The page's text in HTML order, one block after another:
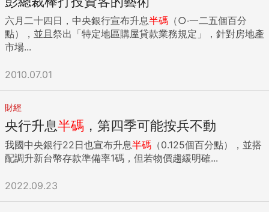
六月二十四日，中央銀行宣布升息半碼 （○‧一二五個百分
點），並且祭出「特定地區購屋貸款業務規定」，針對房地產
市場...
2010.07.01
財經
央行升息半碼 ，第四季可能按兵不動
我國中央銀行22日也宣布升息半碼 （0.125個百分點），並搭
配調升新台幣存款準備率1碼，但若物價趨緩明確...
2022.09.23